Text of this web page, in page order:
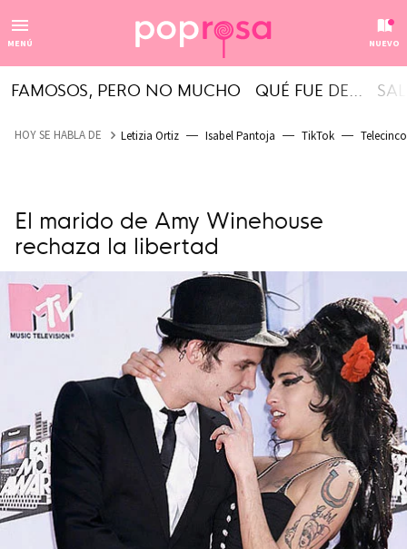
MENÚ NUEVO
FAMOSOS, PERO NO MUCHO QUÉ FUE DE...
HOY SE HABLA DE Letizia Ortiz Isabel Pantoja TikTok Telecinco
El marido de Amy Winehouse
rechaza la libertad